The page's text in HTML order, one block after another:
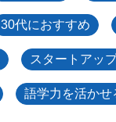
30代におすすめ
スタートアッ
語学力を活かせ